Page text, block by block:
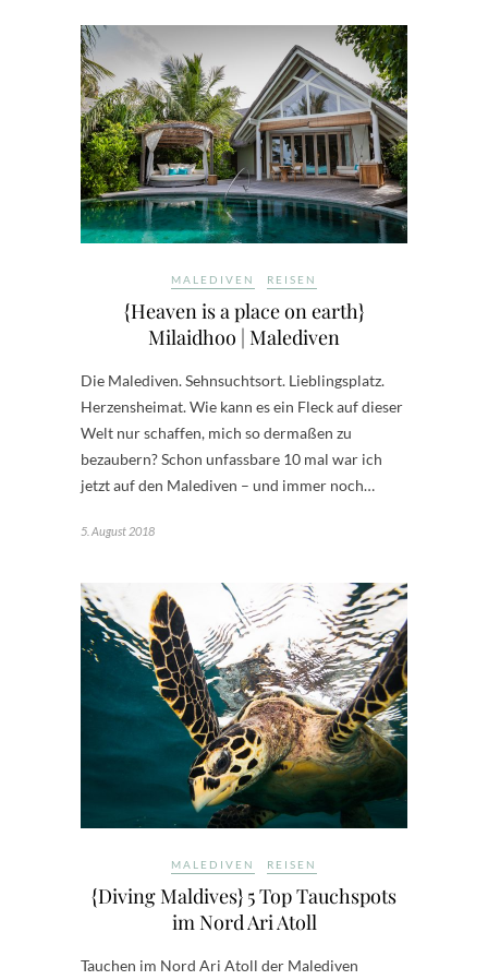
MALEDIVEN REISEN
{Heaven is a place on earth}
Milaidhoo | Malediven
Die Malediven. Sehnsuchtsort. Lieblingsplatz.
Herzensheimat. Wie kann es ein Fleck auf dieser
Welt nur schaffen, mich so dermaßen zu
bezaubern? Schon unfassbare 10 mal war ich
jetzt auf den Malediven – und immer noch…
5. August 2018
MALEDIVEN REISEN
{Diving Maldives} 5 Top Tauchspots
im Nord Ari Atoll
Tauchen im Nord Ari Atoll der Malediven